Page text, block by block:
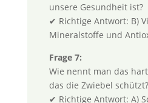
unsere Gesundheit ist?
✔ Richtige Antwort: B)
Mineralstoffe und
Frage 7:
Wie nennt man das
das die Zwiebel schützt?
✔ Richtige Antwort: A)